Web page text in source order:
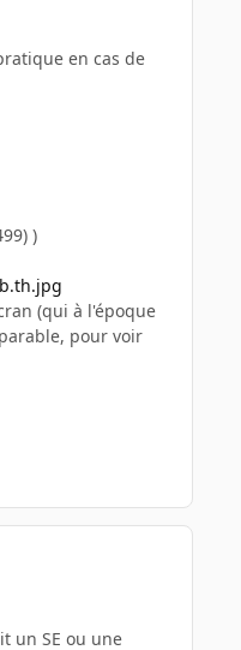
en cas de
)
(qui à l'époque
pour voir
un SE ou une